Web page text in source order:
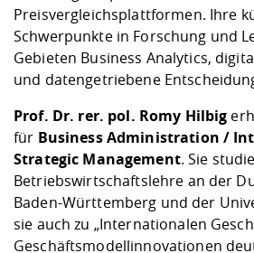
Preisvergleichsplattformen. Ihre
Schwerpunkte in Forschung und
Gebieten Business Analytics,
und datengetriebene
Prof. Dr. rer. pol. Romy Hilbig
für Business Administration /
Strategic Management. Sie
Betriebswirtschaftslehre an der
Baden-Württemberg und der
sie auch zu „Internationalen
Geschäftsmodellinnovationen